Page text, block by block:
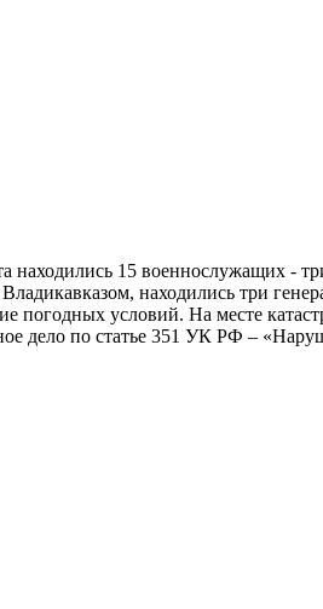
находились 15 военнослужащих -
находились три
условий. На месте
дело по статье 351 УК РФ –